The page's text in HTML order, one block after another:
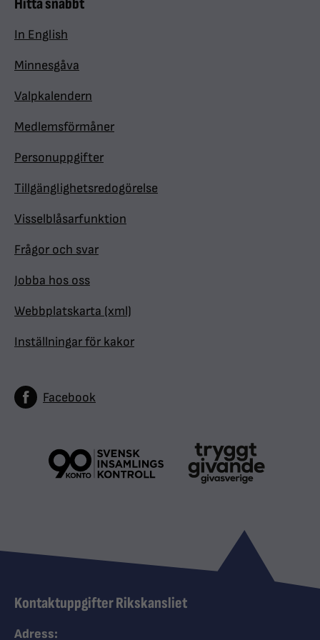
Hitta snabbt
In English
Minnesgåva
Valpkalendern
Medlemsförmåner
Personuppgifter
Tillgänglighetsredogörelse
Visselblåsarfunktion
Frågor och svar
Jobba hos oss
Webbplatskarta (xml)
Inställningar för kakor
Facebook
Kontaktuppgifter Rikskansliet
Adress: